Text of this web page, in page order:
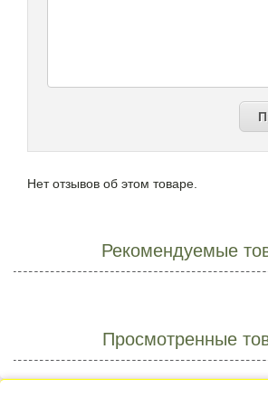
Нет отзывов об этом товаре.
Рекомендуемые
Просмотренные